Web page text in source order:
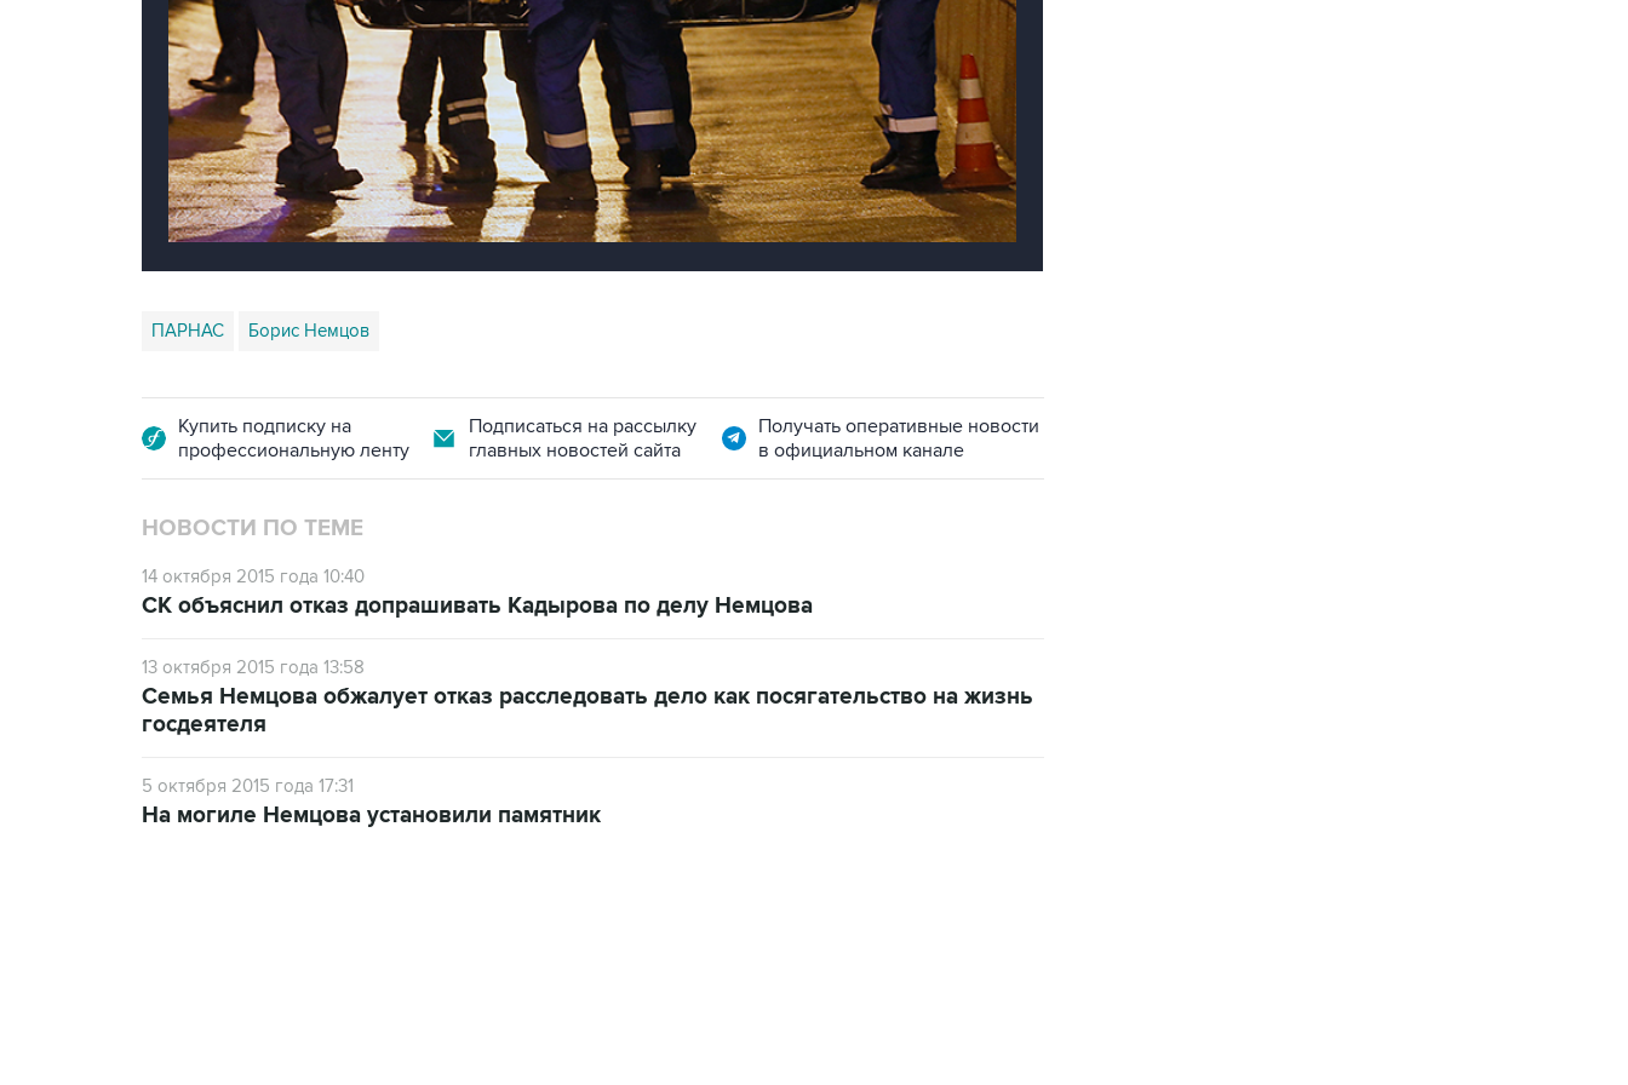
ПАРНАС Борис Немцов
Купить подписку на
профессиональную ленту
Подписаться на рассылку
главных новостей сайта
Получать оперативные новости
в официальном канале
НОВОСТИ ПО ТЕМЕ
14 октября 2015 года 10:40
СК объяснил отказ допрашивать Кадырова по делу Немцова
13 октября 2015 года 13:58
Семья Немцова обжалует отказ расследовать дело как посягательство на жизнь
госдеятеля
5 октября 2015 года 17:31
На могиле Немцова установили памятник